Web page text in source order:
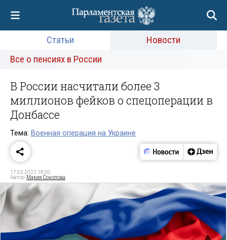
Статьи
Новости
Все о пенсиях в России
В России насчитали более 3
миллионов фейков о спецоперации в
Донбассе
Тема: Военная операция на Украине
17.03.2022 18:00
Автор: Мария Соколова